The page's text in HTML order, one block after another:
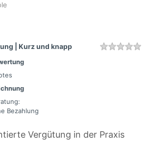
| Kurz und knapp Rating
Bezahlung
Vergütung in der Praxis